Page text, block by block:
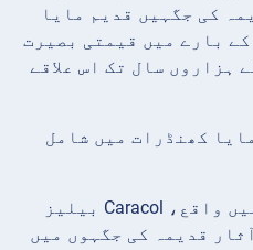
کی جگہیں قدیم مایا
بارے میں قیمتی بصیرت
ہزاروں سال تک اس علاقے
کھنڈرات میں شامل
: Cayo District میں واقع، Caracol بیلیز
قدیمہ کی جگہوں میں